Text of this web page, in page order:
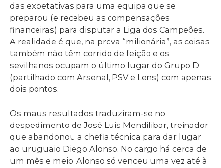
das expetativas para uma equipa que se
preparou (e recebeu as compensações
financeiras) para disputar a Liga dos Campeões.
A realidade é que, na prova “milionária”, as coisas
também não têm corrido de feição e os
sevilhanos ocupam o último lugar do Grupo D
(partilhado com Arsenal, PSV e Lens) com apenas
dois pontos.
Os maus resultados traduziram-se no
despedimento de José Luis Mendilibar, treinador
que abandonou a chefia técnica para dar lugar
ao uruguaio Diego Alonso. No cargo há cerca de
um mês e meio, Alonso só venceu uma vez até à